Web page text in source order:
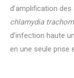
d’amplification
chlamydia
d’infection haute
en une seule prise